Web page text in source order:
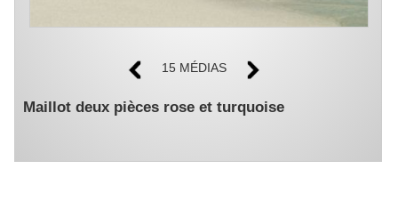
15 MÉDIAS
Maillot deux pièces rose et turquoise